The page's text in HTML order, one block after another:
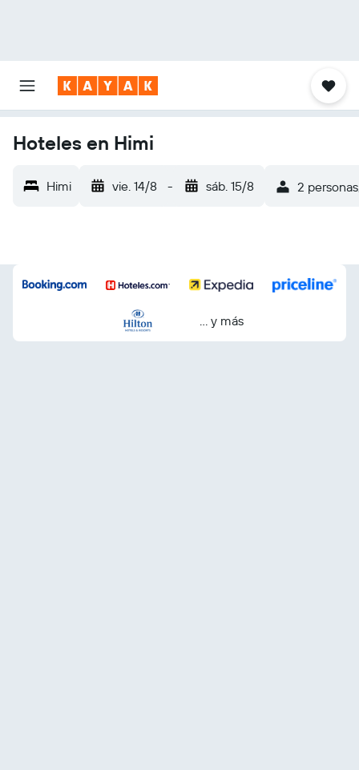
Hoteles en Himi
Himi vie. 14/8 - sáb. 15/8 2
… y más